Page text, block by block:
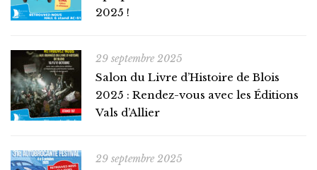
2025 !
29 septembre 2025
Salon du Livre d’Histoire de Blois
2025 : Rendez-vous avec les Éditions
Vals d’Allier
29 septembre 2025